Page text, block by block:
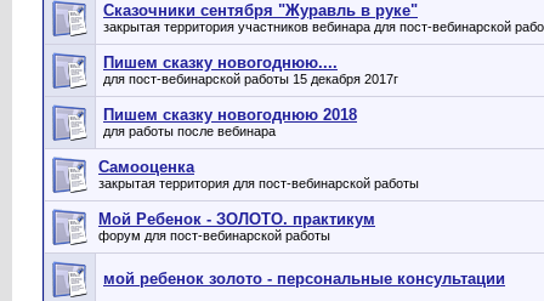
Сказочники сентября "Журавль в руке"
закрытая территория участников вебинара для пост-вебинарской
Пишем сказку новогоднюю....
для пост-вебинарской работы 15 декабря 2017г
Пишем сказку новогоднюю 2018
для работы после вебинара
Самооценка
закрытая территория для пост-вебинарской работы
Мой Ребенок - ЗОЛОТО. практикум
форум для пост-вебинарской работы
мой ребенок золото - персональные консультации